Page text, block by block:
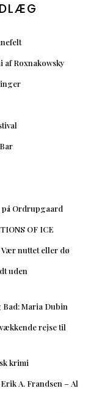
af Roxnakowsky
Ordrupgaard
OF ICE
nuttet eller dø
uden
Maria Dubin
rejse til
krimi
A. Frandsen – Al